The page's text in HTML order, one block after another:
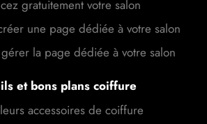
gratuitement votre salon
une page dédiée à votre salon
la page dédiée à votre salon
et bons plans coiffure
accessoires de coiffure